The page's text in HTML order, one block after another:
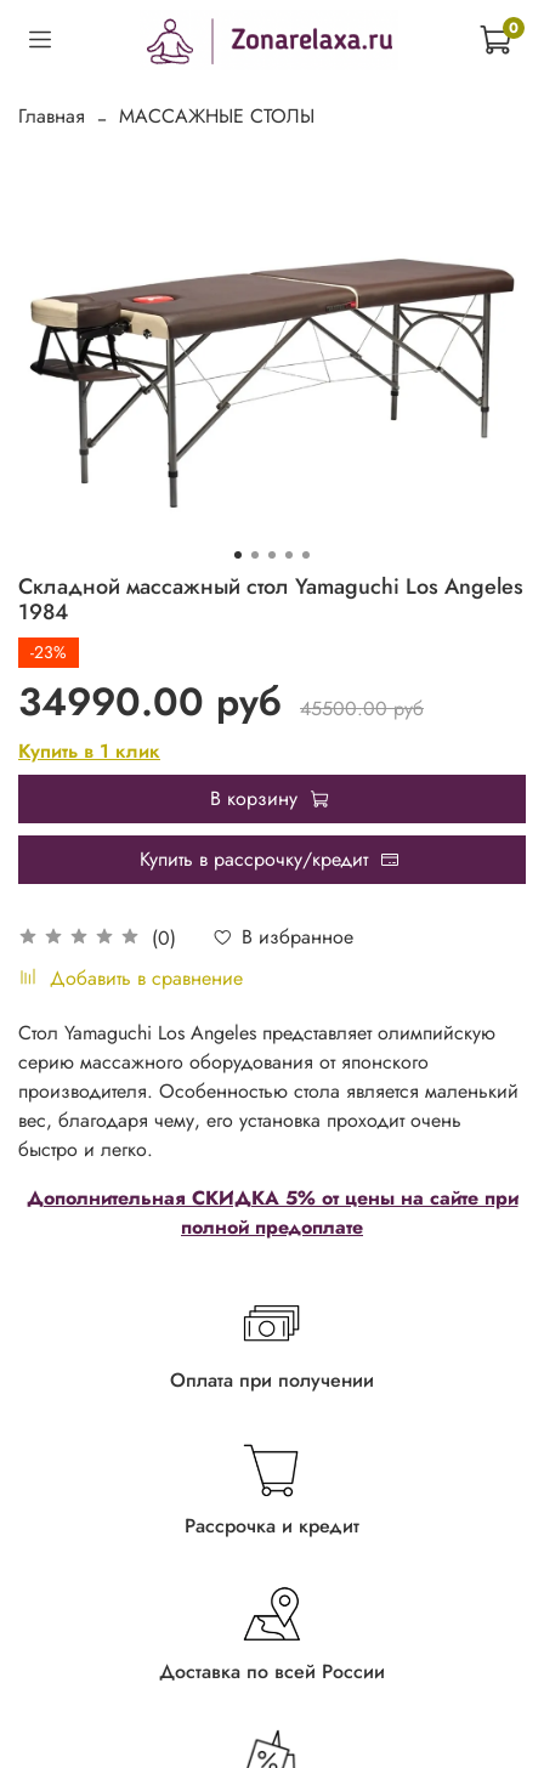
0
Главная МАССАЖНЫЕ СТОЛЫ
Складной массажный стол Yamaguchi Los Angeles
1984
(0)
В избранное
Добавить в сравнение
-23%
34990.00 руб
45500.00 руб
Купить в 1 клик
В корзину
Купить в рассрочку/кредит
Дополнительная СКИДКА 5% от цены на сайте при
полной предоплате
Стол Yamaguchi Los Angeles представляет олимпийскую
серию массажного оборудования от японского
производителя. Особенностью стола является маленький
вес, благодаря чему, его установка проходит очень
быстро и легко.
Оплата при получении
Рассрочка и кредит
Доставка по всей России